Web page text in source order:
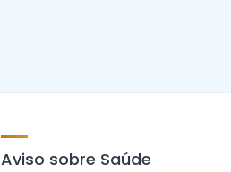
Aviso sobre Saúde